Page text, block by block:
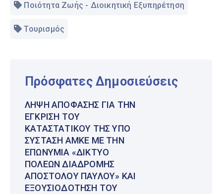
Ποιότητα Ζωής - Διοικητική Εξυπηρέτηση
Τουρισμός
Πρόσφατες Δημοσιεύσεις
ΛΉΨΗ ΑΠΌΦΑΣΗΣ ΓΙΑ ΤΗΝ
ΈΓΚΡΙΣΗ ΤΟΥ
ΚΑΤΑΣΤΑΤΙΚΟΎ ΤΗΣ ΥΠΌ
ΣΎΣΤΑΣΗ ΑΜΚΕ ΜΕ ΤΗΝ
ΕΠΩΝΥΜΊΑ «ΔΊΚΤΥΟ
ΠΌΛΕΩΝ ΔΙΑΔΡΟΜΉΣ
ΑΠΟΣΤΌΛΟΥ ΠΑΎΛΟΥ» ΚΑΙ
ΕΞΟΥΣΙΟΔΌΤΗΣΗ ΤΟΥ